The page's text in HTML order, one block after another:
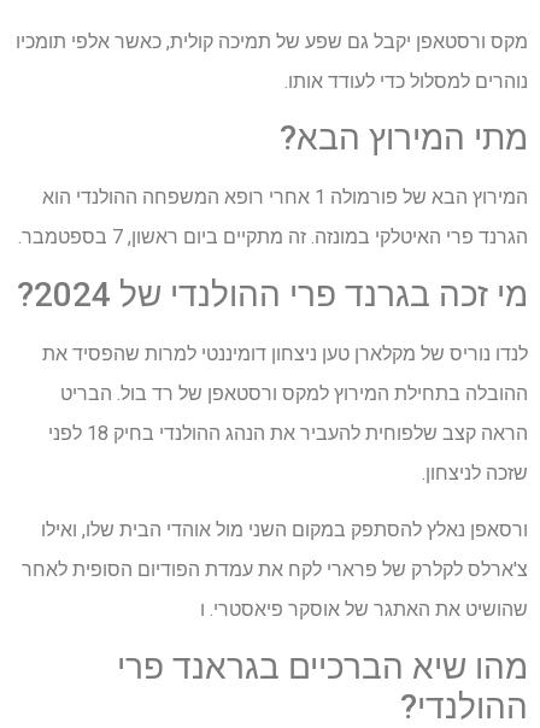
מקס ורסטאפן יקבל גם שפע של תמיכה קולית, כאשר אלפי תומכיו
נוהרים למסלול כדי לעודד אותו.
מתי המירוץ הבא?
המירוץ הבא של פורמולה 1 אחרי רופא המשפחה ההולנדי הוא
הגרנד פרי האיטלקי במונזה. זה מתקיים ביום ראשון, 7 בספטמבר.
מי זכה בגרנד פרי ההולנדי של 2024?
לנדו נוריס של מקלארן טען ניצחון דומיננטי למרות שהפסיד את
ההובלה בתחילת המירוץ למקס ורסטאפן של רד בול. הבריט
הראה קצב שלפוחית ​​להעביר את הנהג ההולנדי בחיק 18 לפני
שזכה לניצחון.
ורסאפן נאלץ להסתפק במקום השני מול אוהדי הבית שלו, ואילו
צ'ארלס לקלרק של פרארי לקח את עמדת הפודיום הסופית לאחר
שהושיט את האתגר של אוסקר פיאסטרי. ו
מהו שיא הברכיים בגראנד פרי
ההולנדי?